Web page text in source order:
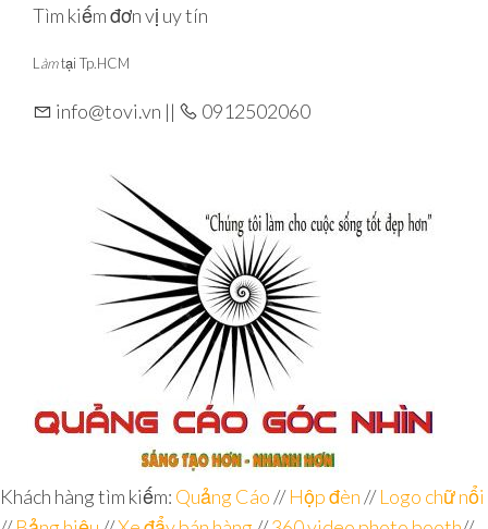
Skip
content
Tìm kiếm đơn vị uy tín
L àmtại Tp.HCM
info@tovi.vn || 0912502060
Đơn vị
Góc
Nhìn
Agency –
Khách hàng tìm kiếm: Quảng Cáo//Hộp đèn//Logo chữ nổi